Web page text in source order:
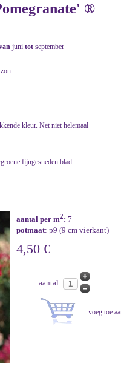
®
juni tot september
zon
kleur. Net niet helemaal
fijngesneden blad.
aantal per m2: 7
potmaat: p9 (9 cm vierkant)
4,50 €
aantal: